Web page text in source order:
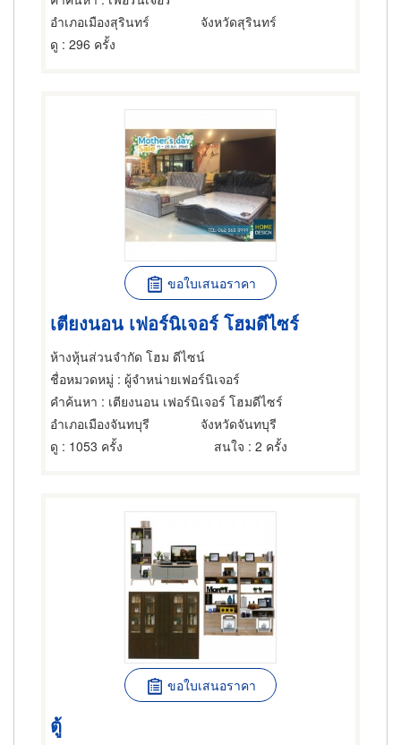
อำเภอเมืองสุรินทร์
จังหวัดสุรินทร์
ดู : 296 ครั้ง
ขอใบเสนอราคา
เตียงนอน เฟอร์นิเจอร์ โฮมดีไซร์
ห้างหุ้นส่วนจำกัด โฮม ดีไซน์
ชื่อหมวดหมู่ : ผู้จำหน่ายเฟอร์นิเจอร์
คำค้นหา : เตียงนอน เฟอร์นิเจอร์ โฮมดีไซร์
อำเภอเมืองจันทบุรี
จังหวัดจันทบุรี
ดู : 1053 ครั้ง สนใจ : 2 ครั้ง
ขอใบเสนอราคา
ตู้